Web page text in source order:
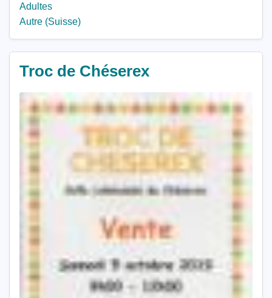
Adultes
Autre (Suisse)
Troc de Chéserex